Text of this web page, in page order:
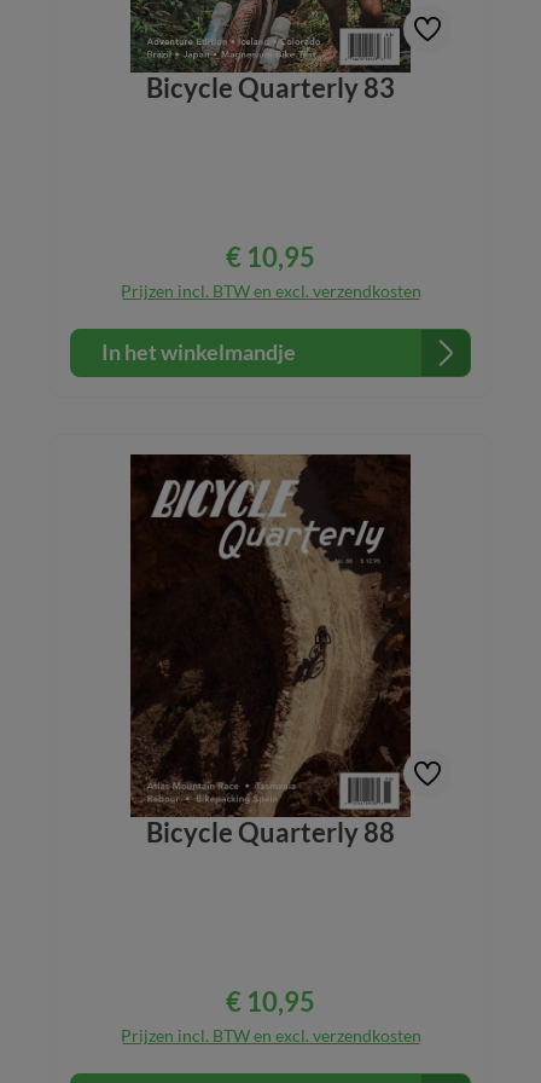
Bicycle Quarterly 83
Normale prijs:
€ 10,95
Prijzen incl. BTW en excl. verzendkosten
In het winkelmandje
Bicycle Quarterly 88
Normale prijs:
€ 10,95
Prijzen incl. BTW en excl. verzendkosten